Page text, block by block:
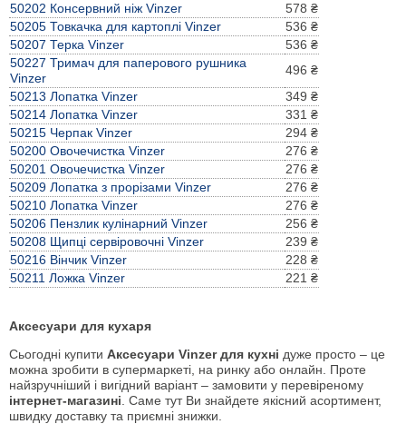
50202 Консервний ніж Vinzer
578 ₴
50205 Товкачка для картоплі Vinzer
536 ₴
50207 Терка Vinzer
536 ₴
50227 Тримач для паперового рушника
Vinzer
496 ₴
50213 Лопатка Vinzer
349 ₴
50214 Лопатка Vinzer
331 ₴
50215 Черпак Vinzer
294 ₴
50200 Овочечистка Vinzer
276 ₴
50201 Овочечистка Vinzer
276 ₴
50209 Лопатка з прорізами Vinzer
276 ₴
50210 Лопатка Vinzer
276 ₴
50206 Пензлик кулінарний Vinzer
256 ₴
50208 Щипці сервіровочні Vinzer
239 ₴
50216 Вінчик Vinzer
228 ₴
50211 Ложка Vinzer
221 ₴
Аксесуари для кухаря
Сьогодні купити Аксесуари Vinzer для кухні дуже просто – це
можна зробити в супермаркеті, на ринку або онлайн. Проте
найзручніший і вигідний варіант – замовити у перевіреному
інтернет-магазині . Саме тут Ви знайдете якісний асортимент,
швидку доставку та приємні знижки.